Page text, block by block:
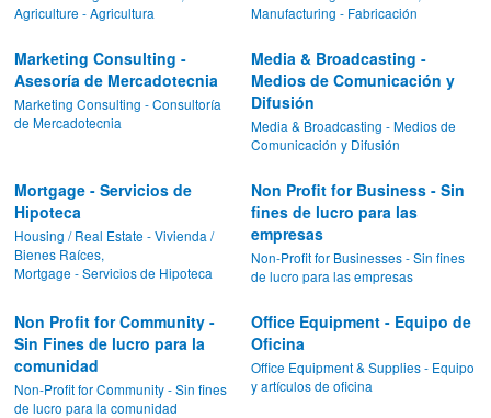
Agriculture - Agricultura
Manufacturing - Fabricación
Marketing Consulting -
Asesoría de Mercadotecnia
Marketing Consulting - Consultoría
de Mercadotecnia
Media & Broadcasting -
Medios de Comunicación y
Difusión
Media & Broadcasting - Medios de
Comunicación y Difusión
Mortgage - Servicios de
Hipoteca
Housing / Real Estate - Vivienda /
Bienes Raíces,
Mortgage - Servicios de Hipoteca
Non Profit for Business - Sin
fines de lucro para las
empresas
Non-Profit for Businesses - Sin fines
de lucro para las empresas
Non Profit for Community -
Sin Fines de lucro para la
comunidad
Non-Profit for Community - Sin fines
de lucro para la comunidad
Office Equipment - Equipo de
Oficina
Office Equipment & Supplies - Equipo
y artículos de oficina